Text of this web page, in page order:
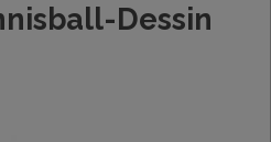
Dessin